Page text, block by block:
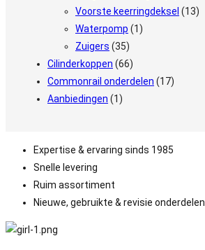
Voorste keerringdeksel (13)
Waterpomp (1)
Zuigers (35)
Cilinderkoppen (66)
Commonrail onderdelen (17)
Aanbiedingen (1)
Expertise & ervaring sinds 1985
Snelle levering
Ruim assortiment
Nieuwe, gebruikte & revisie onderdelen